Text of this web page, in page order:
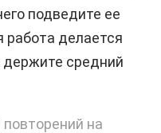
подведите ее
работа делается
держите средний
повторений на